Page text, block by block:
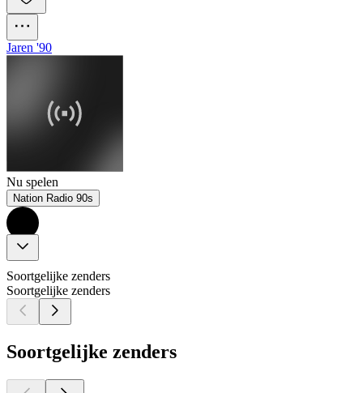
Jaren '90
Nu spelen
Nation Radio 90s
Soortgelijke zenders
Soortgelijke zenders
Soortgelijke zenders